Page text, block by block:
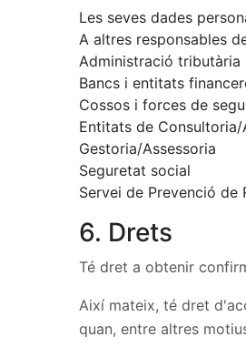
Les seves dades
A altres responsables
Administració tributària
Bancs i entitats
Cossos i forces de
Entitats de
Gestoria/Assessoria
Seguretat social
Servei de Prevenció de
6. Drets
Té dret a obtenir
Així mateix, té dret
quan, entre altres